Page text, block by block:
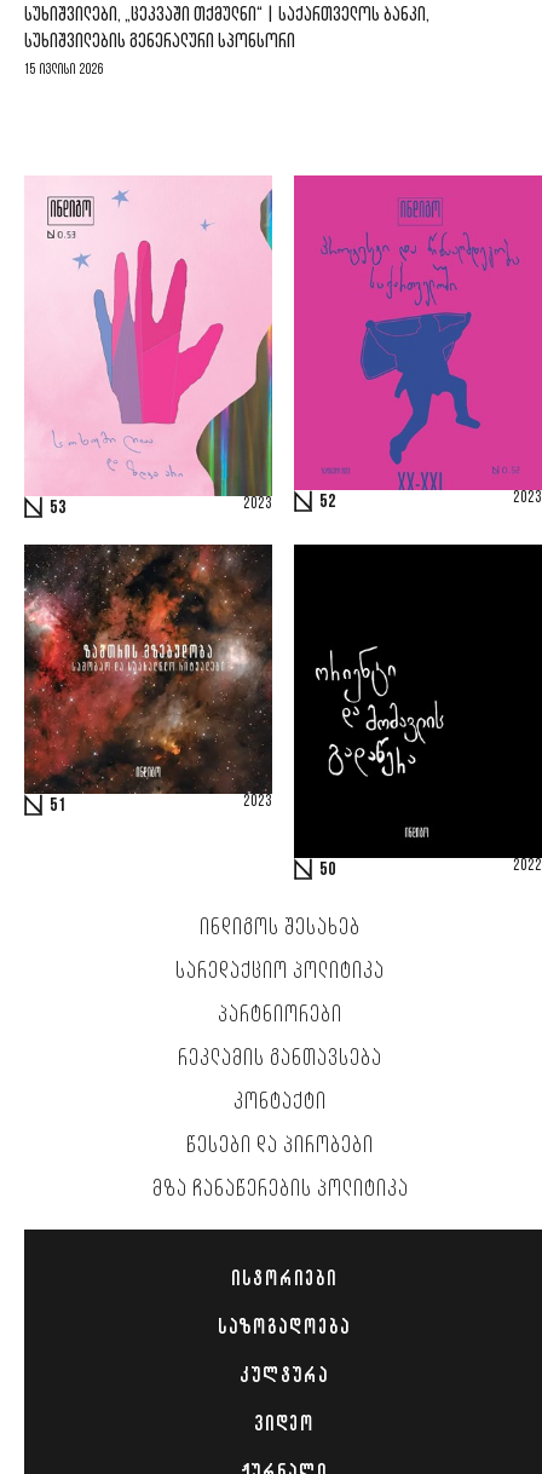
ᲡᲣᲮᲘᲨᲕᲘᲚᲔᲑᲘ, „ᲪᲔᲙᲕᲐᲨᲘ ᲗᲥᲛᲣᲚᲜᲘ“ | ᲡᲐᲥᲐᲠᲗᲕᲔᲚᲝᲡ ᲑᲐᲜᲙᲘ,
ᲡᲣᲮᲘᲨᲕᲘᲚᲔᲑᲘᲡ ᲒᲔᲜᲔᲠᲐᲚᲣᲠᲘ ᲡᲞᲝᲜᲡᲝᲠᲘ
15 ივლისი 2026
53 2023 52 2023
51 2023
50 2022
ᲘᲜᲓᲘᲒᲝᲡ ᲨᲔᲡᲐᲮᲔᲑ
ᲡᲐᲠᲔᲓᲐᲥᲪᲘᲝ ᲞᲝᲚᲘᲢᲘᲙᲐ
ᲞᲐᲠᲢᲜᲘᲝᲠᲔᲑᲘ
ᲠᲔᲙᲚᲐᲛᲘᲡ ᲒᲐᲜᲗᲐᲕᲡᲔᲑᲐ
ᲙᲝᲜᲢᲐᲥᲢᲘ
ᲬᲔᲡᲔᲑᲘ ᲓᲐ ᲞᲘᲠᲝᲑᲔᲑᲘ
ᲛᲖᲐ ᲩᲐᲜᲐᲬᲔᲠᲔᲑᲘᲡ ᲞᲝᲚᲘᲢᲘᲙᲐ
ᲘᲡᲢᲝᲠᲘᲔᲑᲘ
ᲡᲐᲖᲝᲒᲐᲓᲝᲔᲑᲐ
ᲙᲣᲚᲢᲣᲠᲐ
ᲕᲘᲓᲔᲝ